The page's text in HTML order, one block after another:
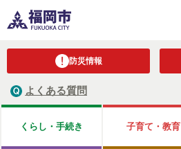
防災情報
よくある質問
くらし・手続き 子育て・教育